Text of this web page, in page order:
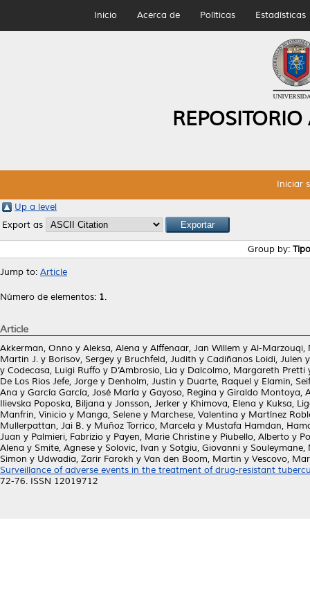
Inicio Acerca de Políticas Estadísticas
Iniciar
Up a level
Export as
Group by:
Jump to: Article
Número de elementos: 1.
Article
Akkerman, Onno y Aleksa, Alena y Alffenaar, Jan Willem y Al-Marzouqi,
Martin J. y Borisov, Sergey y Bruchfeld, Judith y Cadiñanos Loidi, Julen
y Codecasa, Luigi Ruffo y D’Ambrosio, Lia y Dalcolmo, Margareth Pretti
De Los Rios Jefe, Jorge y Denholm, Justin y Duarte, Raquel y Elamin,
Ana y García García, José María y Gayoso, Regina y Giraldo Montoya,
Ilievska Poposka, Biljana y Jonsson, Jerker y Khimova, Elena y Kuksa,
Manfrin, Vinicio y Manga, Selene y Marchese, Valentina y Martínez
Mullerpattan, Jai B. y Muñoz Torrico, Marcela y Mustafa Hamdan,
Juan y Palmieri, Fabrizio y Payen, Marie Christine y Piubello, Alberto y
Alena y Smite, Agnese y Solovic, Ivan y Sotgiu, Giovanni y
Simon y Udwadia, Zarir Farokh y Van den Boom, Martin y Vescovo,
Surveillance of adverse events in the treatment of drug-resistant
72-76. ISSN 12019712